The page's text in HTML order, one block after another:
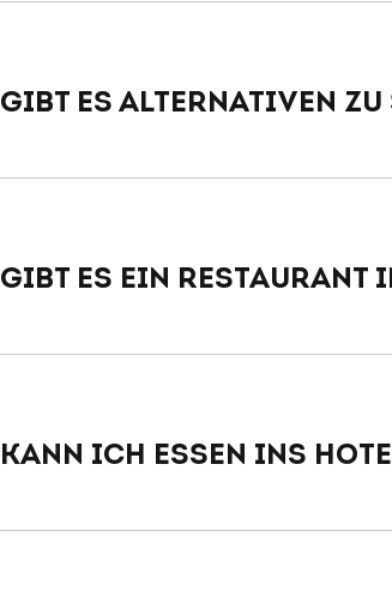
Gibt es Alternativen
Gibt es ein Restaurant
Kann ich Essen ins